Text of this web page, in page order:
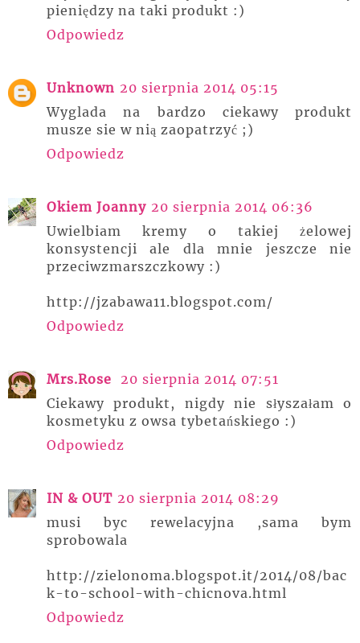
pieniędzy na taki produkt :)
Odpowiedz
Unknown 20 sierpnia 2014 05:15
Wyglada na bardzo ciekawy produkt
musze sie w nią zaopatrzyć ;)
Odpowiedz
Okiem Joanny 20 sierpnia 2014 06:36
Uwielbiam kremy o takiej żelowej
konsystencji ale dla mnie jeszcze nie
przeciwzmarszczkowy :)
http://jzabawa11.blogspot.com/
Odpowiedz
Mrs.Rose 20 sierpnia 2014 07:51
Ciekawy produkt, nigdy nie słyszałam o
kosmetyku z owsa tybetańskiego :)
Odpowiedz
IN & OUT 20 sierpnia 2014 08:29
musi byc rewelacyjna ,sama bym
sprobowala
http://zielonoma.blogspot.it/2014/08/bac
k-to-school-with-chicnova.html
Odpowiedz